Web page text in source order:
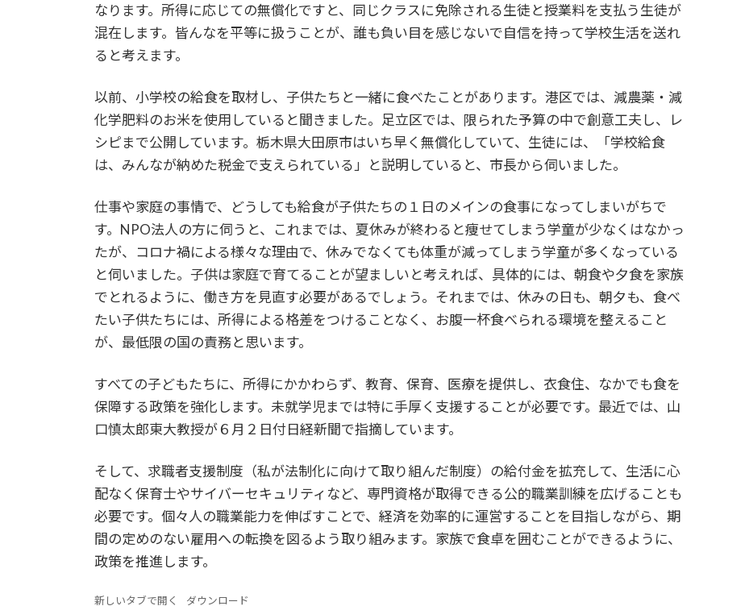
なります。所得に応じての無償化ですと、同じクラスに免除される生徒と授業料を支払う生徒が
混在します。皆んなを平等に扱うことが、誰も負い目を感じないで自信を持って学校生活を送れ
ると考えます。
以前、小学校の給食を取材し、子供たちと一緒に食べたことがあります。港区では、減農薬・減
化学肥料のお米を使用していると聞きました。足立区では、限られた予算の中で創意工夫し、レ
シピまで公開しています。栃木県大田原市はいち早く無償化していて、生徒には、「学校給食
は、みんなが納めた税金で支えられている」と説明していると、市長から伺いました。
仕事や家庭の事情で、どうしても給食が子供たちの１日のメインの食事になってしまいがちで
す。NPO法人の方に伺うと、これまでは、夏休みが終わると痩せてしまう学童が少なくはなかっ
たが、コロナ禍による様々な理由で、休みでなくても体重が減ってしまう学童が多くなっている
と伺いました。子供は家庭で育てることが望ましいと考えれば、具体的には、朝食や夕食を家族
でとれるように、働き方を見直す必要があるでしょう。それまでは、休みの日も、朝夕も、食べ
たい子供たちには、所得による格差をつけることなく、お腹一杯食べられる環境を整えること
が、最低限の国の責務と思います。
すべての子どもたちに、所得にかかわらず、教育、保育、医療を提供し、衣食住、なかでも食を
保障する政策を強化します。未就学児までは特に手厚く支援することが必要です。最近では、山
口慎太郎東大教授が６月２日付日経新聞で指摘しています。
そして、求職者支援制度（私が法制化に向けて取り組んだ制度）の給付金を拡充して、生活に心
配なく保育士やサイバーセキュリティなど、専門資格が取得できる公的職業訓練を広げることも
必要です。個々人の職業能力を伸ばすことで、経済を効率的に運営することを目指しながら、期
間の定めのない雇用への転換を図るよう取り組みます。家族で食卓を囲むことができるように、
政策を推進します。
新しいタブで開く ダウンロード